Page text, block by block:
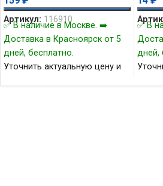
Артикул: 116910
✅ В наличие в Москве. ➡️
Доставка в Красноярск от 5
дней, бесплатно.
Уточнить актуальную цену и
✅ В
дней,